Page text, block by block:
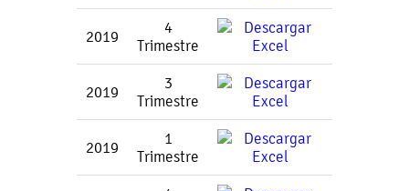
2019
4
Trimestre
2019
3
Trimestre
2019
1
Trimestre